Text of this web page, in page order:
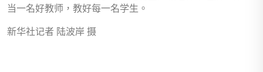
当一名好教师，教好每一名学生。
新华社记者 陆波岸 摄